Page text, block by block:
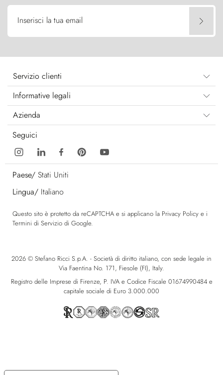
Inserisci la tua email
Servizio clienti
Informative legali
Azienda
Seguici
Paese/ Stati Uniti
Lingua/ Italiano
Questo sito è protetto da reCAPTCHA e si applicano la Privacy Policy e i
Termini di Servizio di Google.
2026 © Stefano Ricci S.p.A. - Società di diritto italiano, con sede legale in
Via Faentina No. 171, Fiesole (FI), Italy.
Registro delle Imprese di Firenze, P. IVA e Codice Fiscale 01674990484 e
capitale sociale di Euro 3.000.000